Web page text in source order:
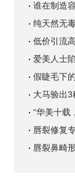
谁在制造
纯天然无
低价引流
爱美人士
假睫毛下
大马验出3
“华美十载
唇裂修复
唇裂鼻畸